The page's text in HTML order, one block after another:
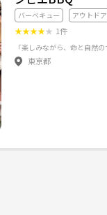
バーベキュー アウトドア
★★★★★ 1件
東京都